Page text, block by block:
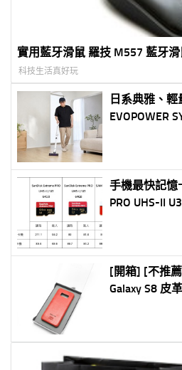
實用藍牙滑鼠 羅技 M557 藍牙
科技生活真好玩
日系典雅、
EVOPOWER
手機最快記憶
PRO UHS-II
[開箱] [不推
Galaxy S8 皮